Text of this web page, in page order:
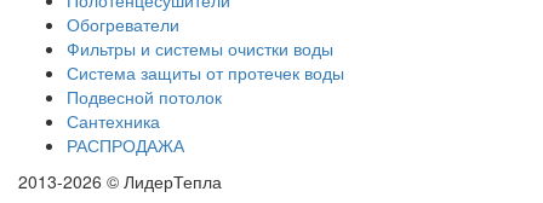
Обогреватели
Фильтры и системы очистки воды
Система защиты от протечек воды
Подвесной потолок
Сантехника
РАСПРОДАЖА
2013-2026 © ЛидерТепла